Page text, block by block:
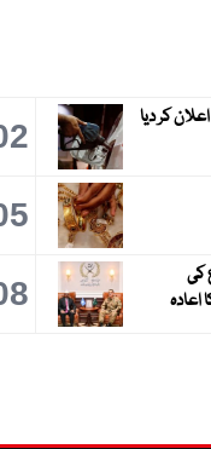
کر دیا
کی
اعادہ